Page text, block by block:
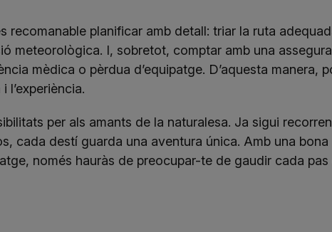
recomanable planificar amb detall: triar la ruta
meteorològica. I, sobretot, comptar amb una
mèdica o pèrdua d’equipatge. D’aquesta manera,
l’experiència.
per als amants de la naturalesa. Ja sigui
cada destí guarda una aventura única. Amb una bona
només hauràs de preocupar-te de gaudir cada pas